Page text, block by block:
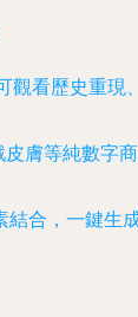
觀看歷史重
膚等純數字
合，一鍵生